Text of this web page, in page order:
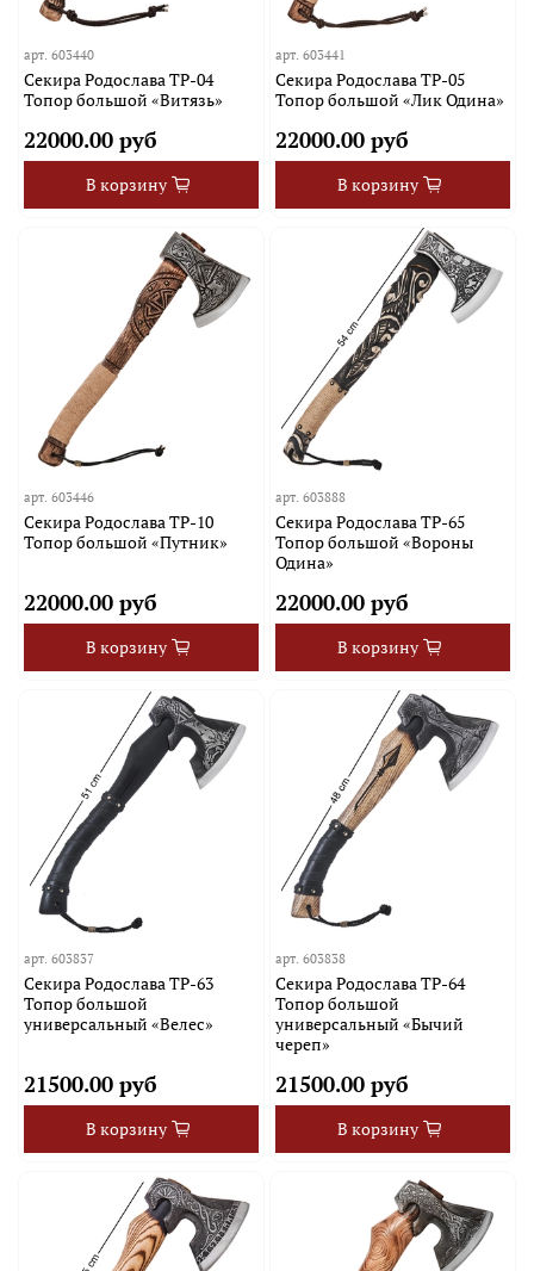
арт.603440
Секира Родослава TP-04
Топор большой «Витязь»
22000.00 руб
В корзину
арт. 603441
Секира Родослава TP-05
Топор большой «Лик Одина»
22000.00 руб
В корзину
арт.603446
Секира Родослава TP-10
Топор большой «Путник»
22000.00 руб
В корзину
арт. 603888
Секира Родослава TP-65
Топор большой «Вороны
Одина»
22000.00 руб
В корзину
арт.603837
Секира Родослава TP-63
Топор большой
универсальный «Велес»
21500.00 руб
В корзину
арт. 603838
Секира Родослава TP-64
Топор большой
универсальный «Бычий
череп»
21500.00 руб
В корзину